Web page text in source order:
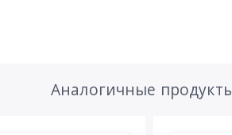
Аналогичные